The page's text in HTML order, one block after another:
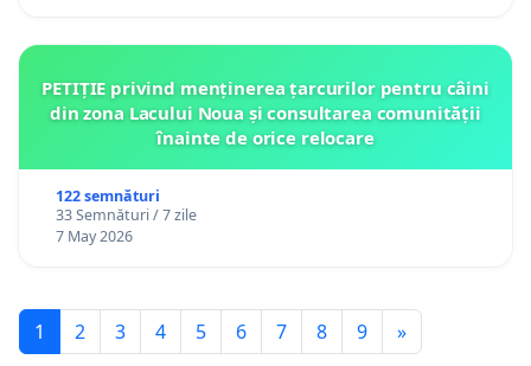
PETIȚIE privind menținerea țarcurilor pentru câini
din zona Lacului Noua și consultarea comunității
înainte de orice relocare
122 semnături
33 Semnături / 7 zile
7 May 2026
1 2 3 4 5 6 7 8 9 »